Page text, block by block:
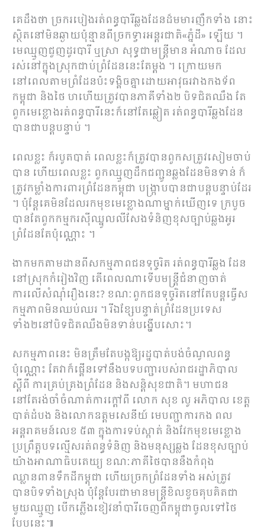
គេដឹងថា ច្រករបៀងរត់ពន្ធបារីឆ្លងដែនដ៏មមារញឹកទាំង នោះ
ស្ថិតនៅមិនឆ្ងាយប៉ុន្មានពីច្រកទ្វារអន្តរជាតិ«ភ្នំដី» ឡើយ ។
មេឈ្មួញជួញដូរបារី ឬស្រា សុទ្ធជាមន្ត្រីមាន អំណាច ដែល
រស់នៅក្នុងស្រុកជាប់ព្រំដែននេះតែម្ដង ។ ក្រោយមក
នៅពេលតាមព្រំដែនប៉ះទង្គិចគ្នាដោយអាវុធរវាងកងទ័ព
កម្ពុជា និងថៃ ហហើយត្រូវបានភាគីទាំង២ បិទជិតឈឹង តែ
ពួកមេខ្លោងរត់ពន្ធបារីនេះក៏នៅតែឆ្លៀត រត់ពន្ធបារីឆ្លងដែន
បានជាបន្តបន្ទាប់ ។
ពេលខ្លះ ក៏របូតបាត់ ពេលខ្លះក៏ត្រូវបានពួកសត្រូវសៀមចាប់
បាន ហើយពេលខ្លះ ពួកឈ្មួញដឹកជញ្ជូនឆ្លងដែនមិនទាន់ ក៏
ត្រូវកម្លាំងការពារព្រំដែនកម្ពុជា បង្ក្រាបបានជាបន្តបន្ទាប់ដែរ
។ ប៉ុន្តែគេមិនដែលរកមុខមេខ្លោងណាម្នាក់ឃើញទេ ក្របួច
បានតែពួកកម្មករស៊ីឈ្នូលលីសែងទំនិញខុសច្បាប់ឆ្លងអូរ
ព្រំដែនតែប៉ុណ្ណោះ ។
ងាកមកតាមដានពីសកម្មភាពជនទុច្ចរិត រត់ពន្ធបារីឆ្លង ដែន
នៅស្រុកកំរៀងវិញ តើពេលណាទើបមន្ត្រីជំនាញចាត់
ការលើសំណុំរឿងនេះ? ខណៈពួកជនទុច្ចរិតនៅតែបន្តធ្វើស
កម្មភាពមិនឈប់ឈរ ។ រីឯខ្សែបន្ទាត់ព្រំដែនប្រទេស
ទាំង២នៅបិទជិតឈឹងមិនទាន់បង្ហើបសោះ។
សកម្មភាពនេះ មិនត្រឹមតែបង្កឱ្យរដ្ឋបាត់បង់ចំណូលពន្ធ
ប៉ុណ្ណោះ តែវាក៏ផ្គើនទៅនឹងបទបញ្ជារបស់រាជរដ្ឋាភិបាល
ស្តីពី ការគ្រប់គ្រងព្រំដែន និងសន្តិសុខជាតិ។ មហាជន
នៅតែរង់ចាំចំណាត់ការក្ដៅពី លោក សុខ លូ អភិបាល ខេត្ត
បាត់ដំបង និងលោកឧត្តមសេនីយ៍ មេបញ្ជាការកង ពល
អន្តរាគមន៍លេខ ៥៣ ក្នុងការទប់ស្កាត់ និងវែកមុខមេខ្លោង
ប្រព្រឹត្តបទល្មើសរត់ពន្ធទំនិញ និងមនុស្សឆ្លង ដែនខុសច្បាប់
យ៉ាងអាណាធិបតេយ្យ ខណៈភាគីថៃបាននឹងកំពុង
ឈ្លានពានទឹកដីកម្ពុជា ហើយច្រកព្រំដែនទាំង អស់ត្រូវ
បានបិទទាំងស្រុង ប៉ុន្តែបែរជាមានមន្ត្រីខិលខួចគុបគិតជា
មួយឈ្មួញ បើកភ្លើងខៀវនាំបារីចេញពីកម្ពុជាចូលទៅថៃ
បែបនេះ៕